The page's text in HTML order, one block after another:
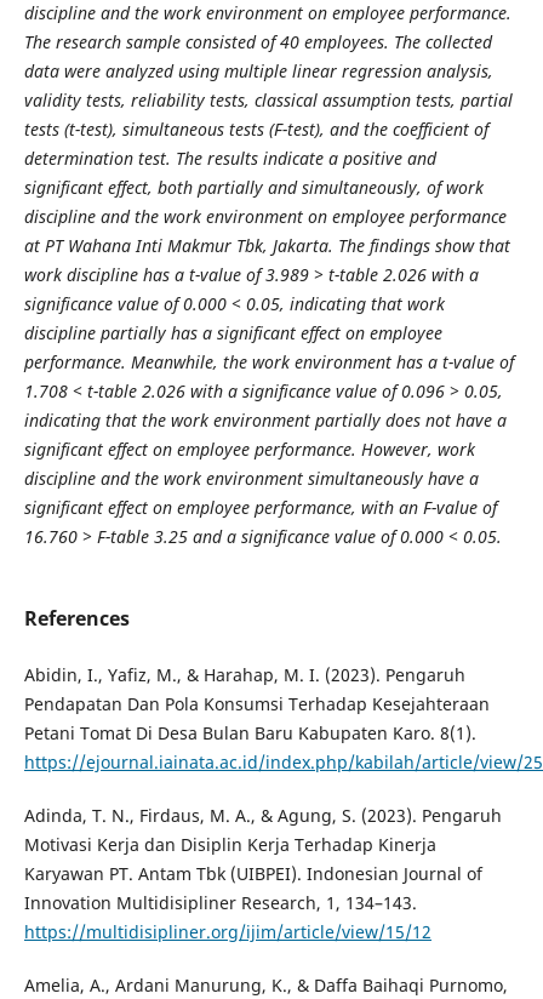
discipline and the work environment on employee performance.
The research sample consisted of 40 employees. The collected
data were analyzed using multiple linear regression analysis,
validity tests, reliability tests, classical assumption tests, partial
tests (t-test), simultaneous tests (F-test), and the coefficient of
determination test. The results indicate a positive and
significant effect, both partially and simultaneously, of work
discipline and the work environment on employee performance
at PT Wahana Inti Makmur Tbk, Jakarta. The findings show that
work discipline has a t-value of 3.989 > t-table 2.026 with a
significance value of 0.000 < 0.05, indicating that work
discipline partially has a significant effect on employee
performance. Meanwhile, the work environment has a t-value of
1.708 < t-table 2.026 with a significance value of 0.096 > 0.05,
indicating that the work environment partially does not have a
significant effect on employee performance. However, work
discipline and the work environment simultaneously have a
significant effect on employee performance, with an F-value of
16.760 > F-table 3.25 and a significance value of 0.000 < 0.05.
References
Abidin, I., Yafiz, M., & Harahap, M. I. (2023). Pengaruh
Pendapatan Dan Pola Konsumsi Terhadap Kesejahteraan
Petani Tomat Di Desa Bulan Baru Kabupaten Karo. 8(1).
https://ejournal.iainata.ac.id/index.php/kabilah/article/view/
Adinda, T. N., Firdaus, M. A., & Agung, S. (2023). Pengaruh
Motivasi Kerja dan Disiplin Kerja Terhadap Kinerja
Karyawan PT. Antam Tbk (UIBPEI). Indonesian Journal of
Innovation Multidisipliner Research, 1, 134–143.
https://multidisipliner.org/ijim/article/view/15/12
Amelia, A., Ardani Manurung, K., & Daffa Baihaqi Purnomo,